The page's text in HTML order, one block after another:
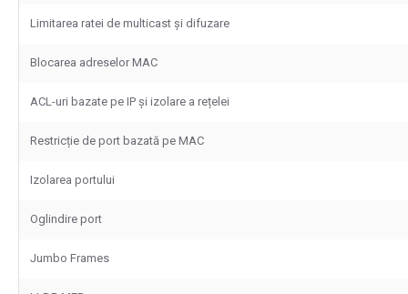
Limitarea ratei de multicast și difuzare
Blocarea adreselor MAC
ACL-uri bazate pe IP și izolare a rețelei
Restricție de port bazată pe MAC
Izolarea portului
Oglindire port
Jumbo Frames